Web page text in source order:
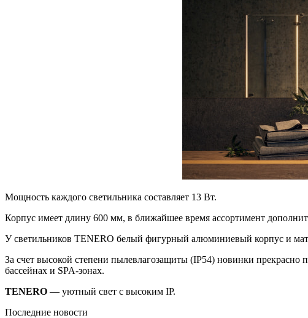
Мощность каждого светильника составляет 13 Вт.
Корпус имеет длину 600 мм, в ближайшее время ассортимент
У светильников TENERO белый фигурный алюминиевый корпус и
За счет высокой степени пылевлагозащиты (IP54) новинки
бассейнах и SPA-зонах.
TENERO — уютный свет с высоким IP.
Последние новости